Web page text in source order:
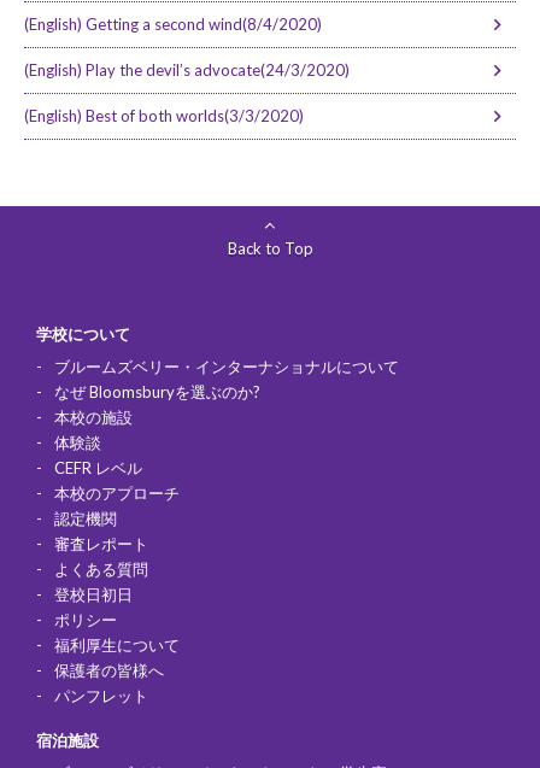
(English) Getting a second wind(8/4/2020)
(English) Play the devil’s advocate(24/3/2020)
(English) Best of both worlds(3/3/2020)
Back to Top
学校について
ブルームズベリー・インターナショナルについて
なぜ Bloomsburyを選ぶのか?
本校の施設
体験談
CEFR レベル
本校のアプローチ
認定機関
審査レポート
よくある質問
登校日初日
ポリシー
福利厚生について
保護者の皆様へ
パンフレット
宿泊施設